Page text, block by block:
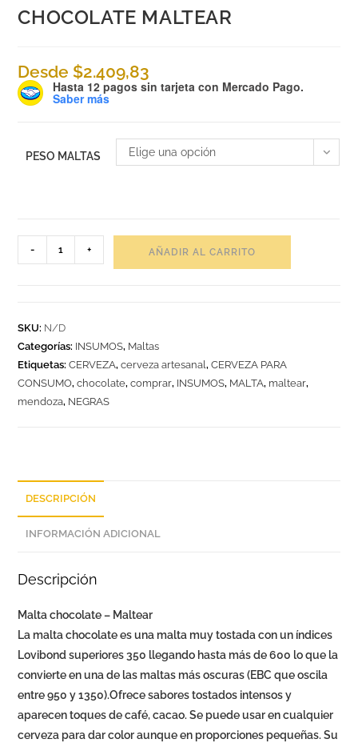
CHOCOLATE MALTEAR
Desde $2.409,83
Hasta 12 pagos sin tarjeta con Mercado Pago.
Saber más
PESO MALTAS Elige una opción
- + AÑADIR AL CARRITO
SKU: N/D
Categorías: INSUMOS, Maltas
Etiquetas:CERVEZA,cerveza artesanal,CERVEZA PARA
CONSUMO,chocolate,comprar, INSUMOS, MALTA, maltear,
mendoza, NEGRAS
DESCRIPCIÓN
INFORMACIÓN ADICIONAL
Descripción
Malta chocolate – Maltear
La malta chocolate es una malta muy tostada con un índices
Lovibond superiores 350 llegando hasta más de 600 lo que la
convierte en una de las maltas más oscuras (EBC que oscila
entre 950 y 1350).Ofrece sabores tostados intensos y
aparecen toques de café, cacao. Se puede usar en cualquier
cerveza para dar color aunque en proporciones pequeñas. Su